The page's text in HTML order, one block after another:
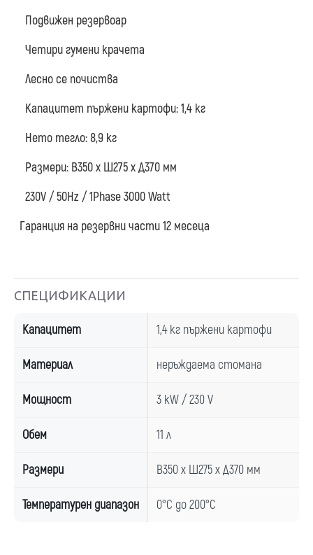
Подвижен резервоар
Четири гумени крачета
Лесно се почиства
Капацитет пържени картофи: 1,4 кг
Нето тегло: 8,9 кг
Размери: В350 х Ш275 х Д370 мм
230V / 50Hz / 1Phase 3000 Watt
Гаранция на резервни части 12 месеца
СПЕЦИФИКАЦИИ
Капацитет 1,4 кг пържени картофи
Материал неръждаема стомана
Мощност 3 kW / 230 V
Обем 11 л
Размери В350 x Ш275 x Д370 мм
Температурен диапазон 0°C до 200°C